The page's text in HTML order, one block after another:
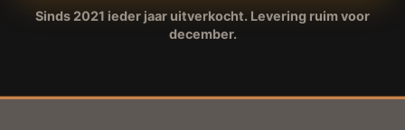
Sinds 2021 ieder jaar uitverkocht. Levering ruim voor
december.